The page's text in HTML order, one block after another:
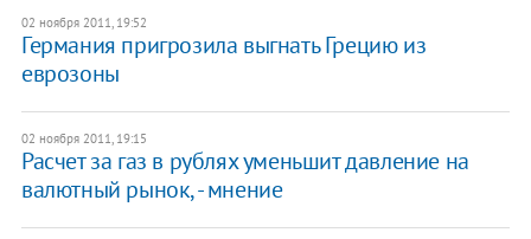
02 ноября 2011, 19:52
Германия пригрозила выгнать Грецию из
еврозоны
02 ноября 2011, 19:15
​Расчет за газ в рублях уменьшит давление на
валютный рынок, - мнение